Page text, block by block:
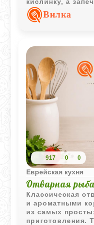
аппетитную
Вилка
917 0 0
Еврейская кухня
Отварная
Классическая
и ароматными
из самых
приготовления.